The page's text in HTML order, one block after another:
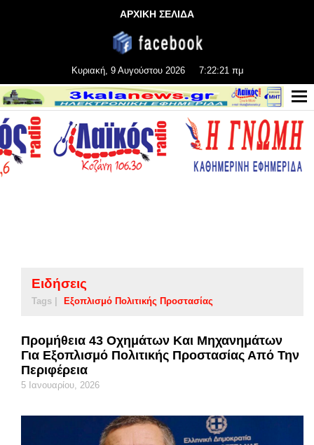
ΑΡΧΙΚΗ ΣΕΛΙΔΑ
Κυριακή, 9 Αυγούστου 2026 7:22:22 πμ
Ειδήσεις
Tags | Εξοπλισμό Πολιτικής Προστασίας
Προμήθεια 43 Οχημάτων Και Μηχανημάτων
Για Εξοπλισμό Πολιτικής Προστασίας Από Την
Περιφέρεια
5 Ιανουαρίου, 2026